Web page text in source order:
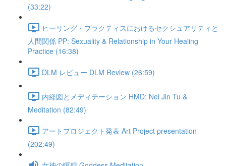
(33:22)
ヒーリング・プラクティスにおけるセクシュアリティと
人間関係 PP: Sexuality & Relationship in Your Healing
Practice (16:38)
DLM レビュー DLM Review (26:59)
内経図とメディテーション HMD: Nei Jin Tu &
Meditation (82:49)
アートプロジェクト発表 Art Project presentation
(202:49)